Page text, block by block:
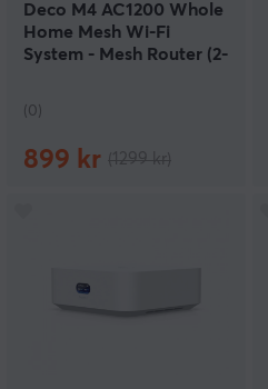
Deco M4 AC1200 Whole
Home Mesh Wi-Fi
System - Mesh Router (2-
(0)
899 kr